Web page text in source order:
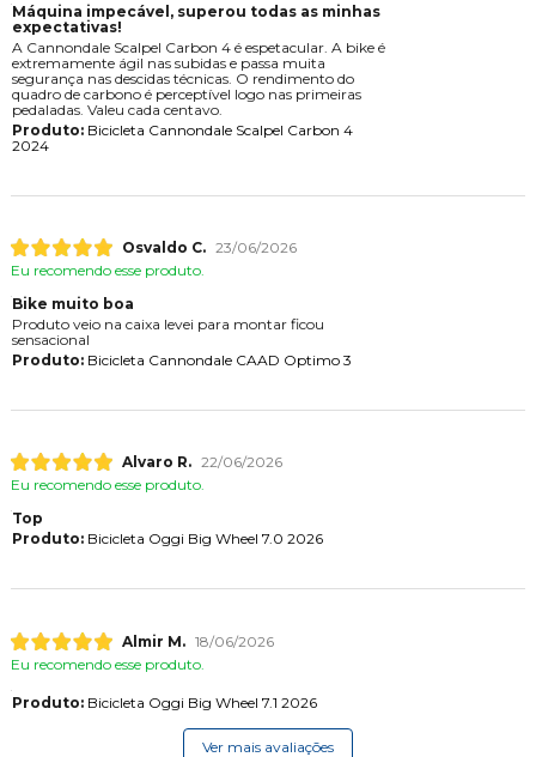
Máquina impecável, superou todas as minhas
expectativas!
A Cannondale Scalpel Carbon 4 é espetacular. A bike é
extremamente ágil nas subidas e passa muita
segurança nas descidas técnicas. O rendimento do
quadro de carbono é perceptível logo nas primeiras
pedaladas. Valeu cada centavo.
Produto:Bicicleta Cannondale Scalpel Carbon 4
2024
Osvaldo C. 23/06/2026
Eu recomendo esse produto.
Bike muito boa
Produto veio na caixa levei para montar ficou
sensacional
Produto:Bicicleta Cannondale CAAD Optimo 3
Alvaro R. 22/06/2026
Eu recomendo esse produto.
Top
Produto:Bicicleta Oggi Big Wheel 7.0 2026
Almir M. 18/06/2026
Eu recomendo esse produto.
Produto:Bicicleta Oggi Big Wheel 7.1 2026
Ver mais avaliações